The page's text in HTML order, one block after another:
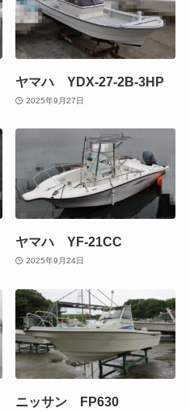
ヤマハ YDX-27-2B-3HP
2025年9月27日
ヤマハ YF-21CC
2025年9月24日
ニッサン FP630